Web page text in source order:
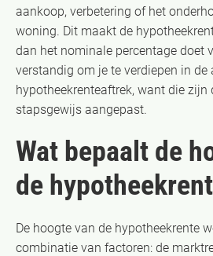
aankoop, verbetering of het
woning. Dit maakt de
dan het nominale percentage doet
verstandig om je te verdiepen in de
hypotheekrenteaftrek, want die zijn
stapsgewijs aangepast.
Wat bepaalt de
de
De hoogte van de hypotheekrente
combinatie van factoren: de